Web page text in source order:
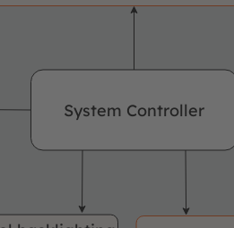
System Controller